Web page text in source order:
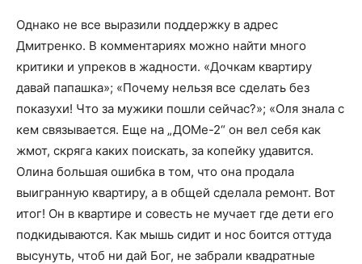
Однако не все выразили поддержку в адрес
Дмитренко. В комментариях можно найти много
критики и упреков в жадности. «Дочкам квартиру
давай папашка»; «Почему нельзя все сделать без
показухи! Что за мужики пошли сейчас?»; «Оля знала с
кем связывается. Еще на „ДОМе-2“ он вел себя как
жмот, скряга каких поискать, за копейку удавится.
Олина большая ошибка в том, что она продала
выигранную квартиру, а в общей сделала ремонт. Вот
итог! Он в квартире и совесть не мучает где дети его
подкидываются. Как мышь сидит и нос боится оттуда
высунуть, чтоб ни дай Бог, не забрали квадратные